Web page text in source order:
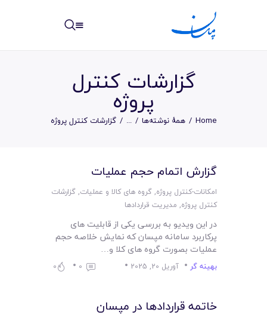
گزارشات کنترل
پروژه
Home همهٔ نوشته‌ها ... گزارشات کنترل پروژه
مرکز آموزش
امکانات
سیستم ها
لیست قیمت محصولات
گزارش اتمام حجم عملیات
امکانات-کنترل پروژه,گروه های کالا و عملیات,گزارشات
کنترل پروژه, مدیریت قراردادها
در این ویدیو به بررسی یکی از قابلیت های
پرکاربرد سامانه مپسان که نمایش خلاصه حجم
عملیات بصورت گروه های کلا و…
بهینه گر آوریل 20, 2025 0
0
خاتمه قراردادها در مپسان